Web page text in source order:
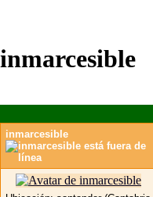
inmarcesible
inmarcesible